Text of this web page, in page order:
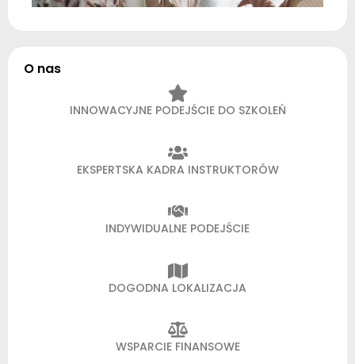
O nas
INNOWACYJNE PODEJŚCIE DO SZKOLEŃ
EKSPERTSKA KADRA INSTRUKTORÓW
INDYWIDUALNE PODEJŚCIE
DOGODNA LOKALIZACJA
WSPARCIE FINANSOWE